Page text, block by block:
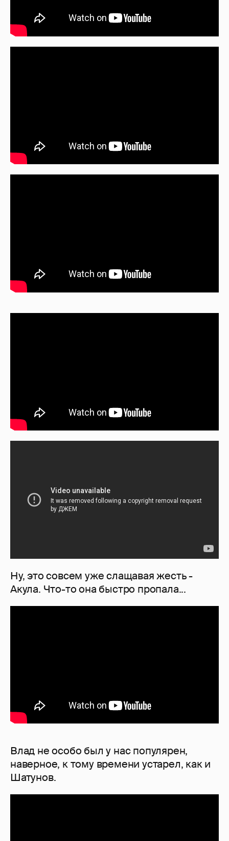
Ну, это совсем уже слащавая жесть -
Акула. Что-то она быстро пропала...
Влад не особо был у нас популярен,
наверное, к тому времени устарел, как и
Шатунов.